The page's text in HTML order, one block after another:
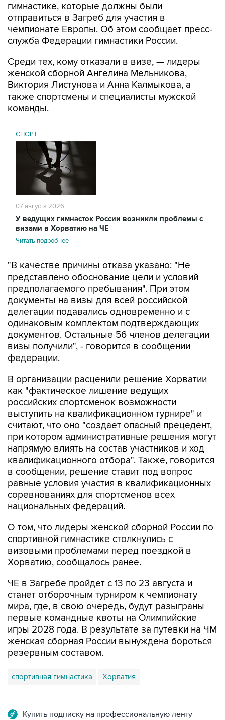
гимнастике, которые должны были
отправиться в Загреб для участия в
чемпионате Европы. Об этом сообщает пресс-
служба Федерации гимнастики России.
Среди тех, кому отказали в визе, — лидеры
женской сборной Ангелина Мельникова,
Виктория Листунова и Анна Калмыкова, а
также спортсмены и специалисты мужской
команды.
СПОРТ
07 августа 2026
У ведущих гимнасток России возникли проблемы с
визами в Хорватию на ЧЕ
Читать подробнее
"В качестве причины отказа указано: "Не
представлено обоснование цели и условий
предполагаемого пребывания". При этом
документы на визы для всей российской
делегации подавались одновременно и с
одинаковым комплектом подтверждающих
документов. Остальные 56 членов делегации
визы получили", - говорится в сообщении
федерации.
В организации расценили решение Хорватии
как "фактическое лишение ведущих
российских спортсменок возможности
выступить на квалификационном турнире" и
считают, что оно "создает опасный прецедент,
при котором административные решения могут
напрямую влиять на состав участников и ход
квалификационного отбора". Также, говорится
в сообщении, решение ставит под вопрос
равные условия участия в квалификационных
соревнованиях для спортсменов всех
национальных федераций.
О том, что лидеры женской сборной России по
спортивной гимнастике столкнулись с
визовыми проблемами перед поездкой в
Хорватию, сообщалось ранее.
ЧЕ в Загребе пройдет с 13 по 23 августа и
станет отборочным турниром к чемпионату
мира, где, в свою очередь, будут разыграны
первые командные квоты на Олимпийские
игры 2028 года. В результате за путевки на ЧМ
женская сборная России вынуждена бороться
резервным составом.
спортивная гимнастика Хорватия
Купить подписку на профессиональную ленту